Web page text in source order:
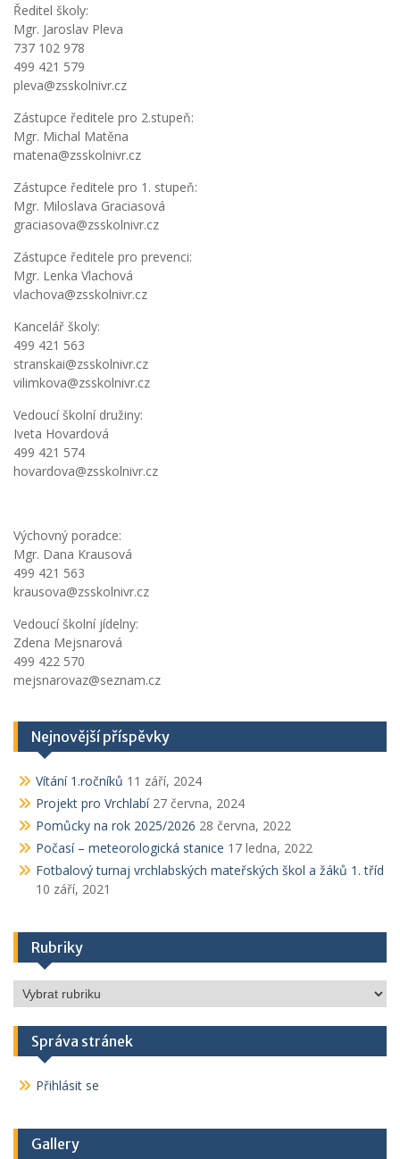
Ředitel školy:
Mgr. Jaroslav Pleva
737 102 978
499 421 579
pleva@zsskolnivr.cz
Zástupce ředitele pro 2.stupeň:
Mgr. Michal Matěna
matena@zsskolnivr.cz
Zástupce ředitele pro 1. stupeň:
Mgr. Miloslava Graciasová
graciasova@zsskolnivr.cz
Zástupce ředitele pro prevenci:
Mgr. Lenka Vlachová
vlachova@zsskolnivr.cz
Kancelář školy:
499 421 563
stranskai@zsskolnivr.cz
vilimkova@zsskolnivr.cz
Vedoucí školní družiny:
Iveta Hovardová
499 421 574
hovardova@zsskolnivr.cz
Výchovný poradce:
Mgr. Dana Krausová
499 421 563
krausova@zsskolnivr.cz
Vedoucí školní jídelny:
Zdena Mejsnarová
499 422 570
mejsnarovaz@seznam.cz
Nejnovější příspěvky
Vítání 1.ročníků 11 září, 2024
Projekt pro Vrchlabí 27 června, 2024
Pomůcky na rok 2025/2026 28 června, 2022
Počasí – meteorologická stanice 17 ledna, 2022
Fotbalový turnaj vrchlabských mateřských škol a žáků 1. tříd
10 září, 2021
Rubriky
Rubriky
Správa stránek
Přihlásit se
Gallery